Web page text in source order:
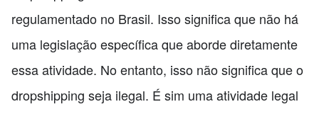
regulamentado no Brasil. Isso significa que não há
uma legislação específica que aborde diretamente
essa atividade. No entanto, isso não significa que o
dropshipping seja ilegal. É sim uma atividade legal